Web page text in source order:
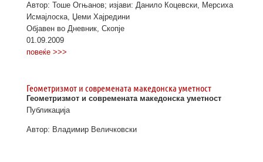
Автор: Тоше Огњанов; изјави: Данило Коцевски, Мерсиха
Исмајлоска, Џеми Хајредини
Објавен во Дневник, Скопје
01.09.2009
повеќе >>>
Геометризмот и современата македонска уметност
Геометризмот и современата македонска уметност
Публикација
Автор: Владимир Величковски